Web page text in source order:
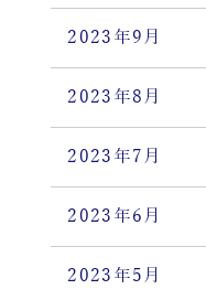
2023年9月
2023年8月
2023年7月
2023年6月
2023年5月